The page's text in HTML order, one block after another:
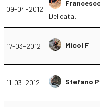
09-04-2012
Delicata.
17-03-2012 Micol F
11-03-2012 Stefano